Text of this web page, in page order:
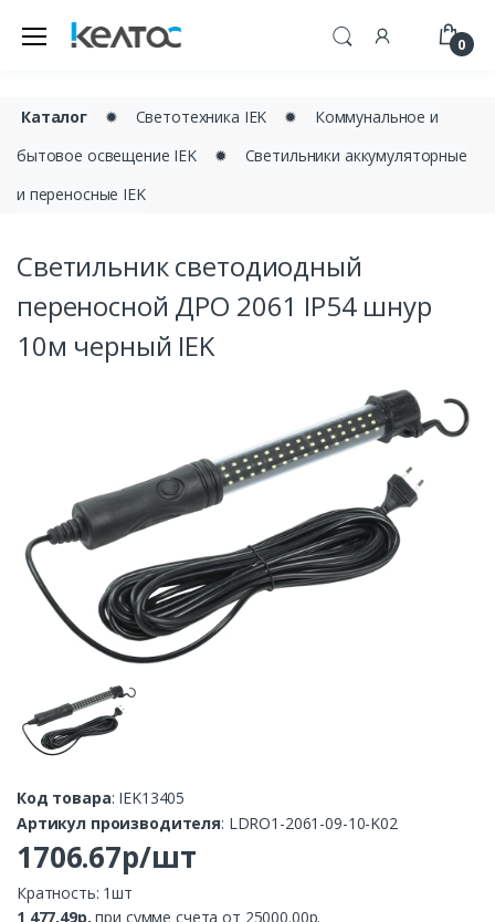
0
Каталог ✹ Светотехника IEK ✹
Коммунальное и
бытовое освещение IEK
✹
Светильники аккумуляторные
и переносные IEK
Светильник светодиодный
переносной ДРО 2061 IP54 шнур
10м черный IEK
Код товара: IEK13405
Артикул производителя: LDRO1-2061-09-10-K02
1706.67р/шт
Кратность: 1шт
1 477.49р.при сумме счета от 25000.00р.